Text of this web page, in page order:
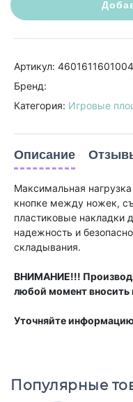
Артикул: 4601611601004
Бренд:
Категория: Игровые
Описание
Максимальная
кнопке между ножек,
пластиковые накладки
надежность и
складывания.
ВНИМАНИЕ!!!
любой момент вносить
Уточняйте
Популярные